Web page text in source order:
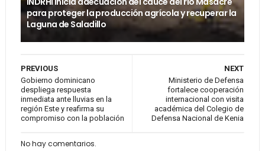
para proteger la producción agrícola y recuperar la
Laguna de Saladillo
NEXT
Ministerio de Defensa
fortalece cooperación
internacional con visita
académica del Colegio de
Defensa Nacional de Kenia
PREVIOUS
Gobierno dominicano
despliega respuesta
inmediata ante lluvias en la
región Este y reafirma su
compromiso con la población
No hay comentarios.